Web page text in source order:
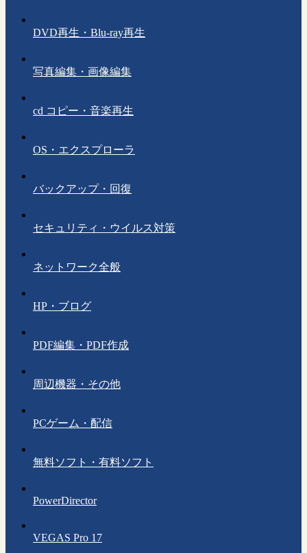
DVD再生・Blu-ray再生
写真編集・画像編集
cd コピー・音楽再生
OS・エクスプローラ
バックアップ・回復
セキュリティ・ウイルス対策
ネットワーク全般
HP・ブログ
PDF編集・PDF作成
周辺機器・その他
PCゲーム・配信
無料ソフト・有料ソフト
PowerDirector
VEGAS Pro 17